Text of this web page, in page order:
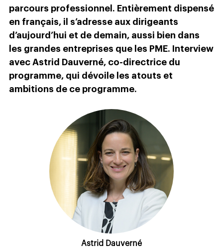
parcours professionnel. Entièrement dispensé
en français, il s’adresse aux dirigeants
d’aujourd’hui et de demain, aussi bien dans
les grandes entreprises que les PME. Interview
avec Astrid Dauverné, co-directrice du
programme, qui dévoile les atouts et
ambitions de ce programme.
Astrid Dauverné